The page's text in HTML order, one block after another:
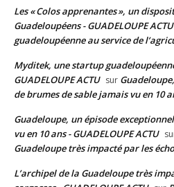
Les « Colos apprenantes », un
Guadeloupéens - GUADELOUPE ACTU
guadeloupéenne au service de
Myditek, une startup
GUADELOUPE ACTU sur
de brumes de sable jamais vu en 10
Guadeloupe, un épisode
vu en 10 ans - GUADELOUPE ACTU
Guadeloupe très impacté par les
L’archipel de la Guadeloupe très